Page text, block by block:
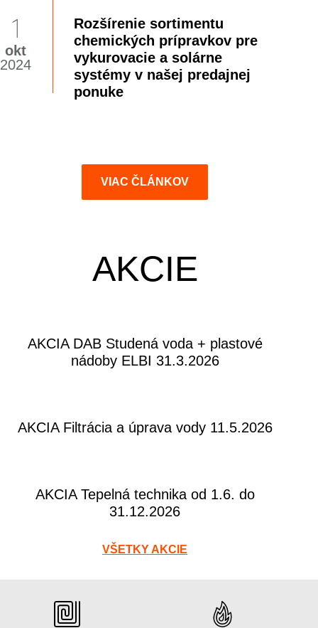
Rozšírenie sortimentu
chemických prípravkov pre
vykurovacie a solárne
systémy v našej predajnej
ponuke
1
okt
2024
VIAC ČLÁNKOV
AKCIE
AKCIA DAB Studená voda + plastové
nádoby ELBI 31.3.2026
AKCIA Filtrácia a úprava vody 11.5.2026
AKCIA Tepelná technika od 1.6. do
31.12.2026
VŠETKY AKCIE